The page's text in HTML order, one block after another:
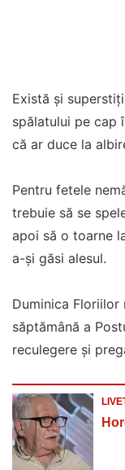
Există și
spălatului pe cap
că ar duce la
Pentru fetele
trebuie să se
apoi să o toarne
a-și găsi alesul.
Duminica Floriilor
săptămână a
reculegere și